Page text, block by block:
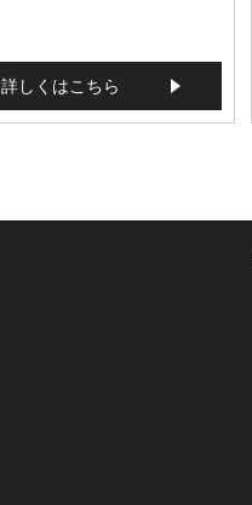
詳しくはこちら